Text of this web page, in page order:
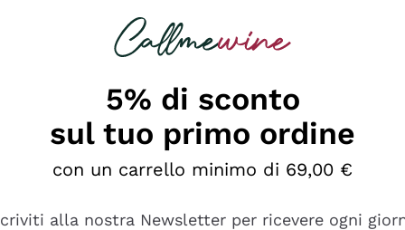
5% di sconto
sul tuo primo ordine
con un carrello minimo di 69,00 €
alla nostra Newsletter per ricevere ogni